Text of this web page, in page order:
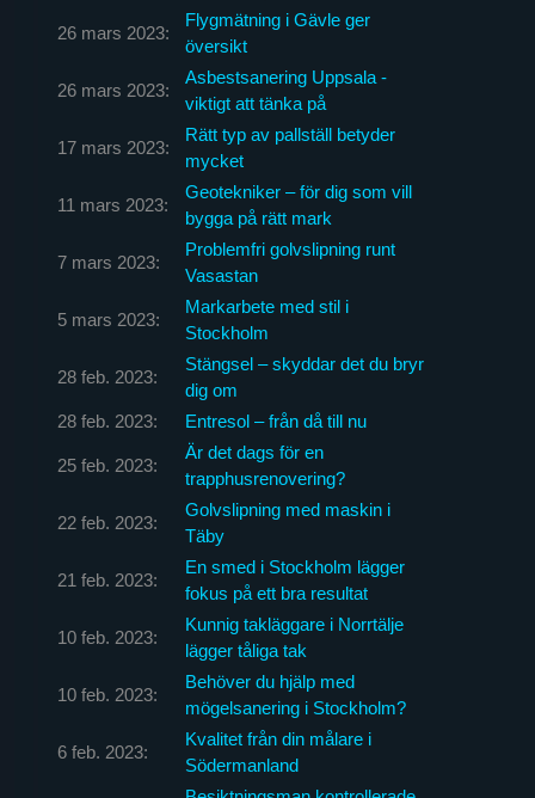
26 mars 2023:
Flygmätning i Gävle ger
översikt
26 mars 2023:
Asbestsanering Uppsala -
viktigt att tänka på
17 mars 2023:
Rätt typ av pallställ betyder
mycket
11 mars 2023:
Geotekniker – för dig som vill
bygga på rätt mark
7 mars 2023:
Problemfri golvslipning runt
Vasastan
5 mars 2023:
Markarbete med stil i
Stockholm
28 feb. 2023:
Stängsel – skyddar det du bryr
dig om
28 feb. 2023:
Entresol – från då till nu
25 feb. 2023:
Är det dags för en
trapphusrenovering?
22 feb. 2023:
Golvslipning med maskin i
Täby
21 feb. 2023:
En smed i Stockholm lägger
fokus på ett bra resultat
10 feb. 2023:
Kunnig takläggare i Norrtälje
lägger tåliga tak
10 feb. 2023:
Behöver du hjälp med
mögelsanering i Stockholm?
6 feb. 2023:
Kvalitet från din målare i
Södermanland